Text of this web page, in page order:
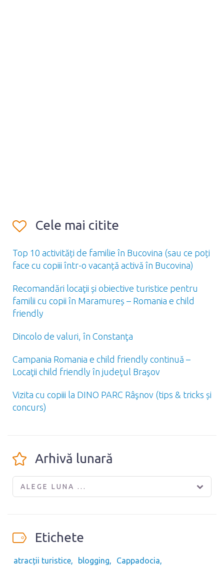
Cele mai citite
Top 10 activități de familie în Bucovina (sau ce poți
face cu copiii într-o vacanță activă în Bucovina)
Recomandări locaţii și obiective turistice pentru
familii cu copii în Maramureș – Romania e child
friendly
Dincolo de valuri, în Constanţa
Campania Romania e child friendly continuă –
Locaţii child friendly în judeţul Braşov
Vizita cu copiii la DINO PARC Râşnov (tips & tricks și
concurs)
Arhivă lunară
ALEGE LUNA ...
Etichete
atracții turistice blogging
Cappadocia